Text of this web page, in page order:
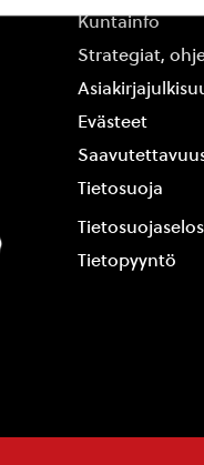
Kuntainfo
Strategiat,
Evästeet
Tietosuoja
Tietopyyntö